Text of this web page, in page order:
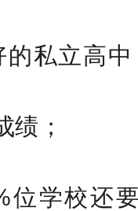
私立高
绩；
位学校还